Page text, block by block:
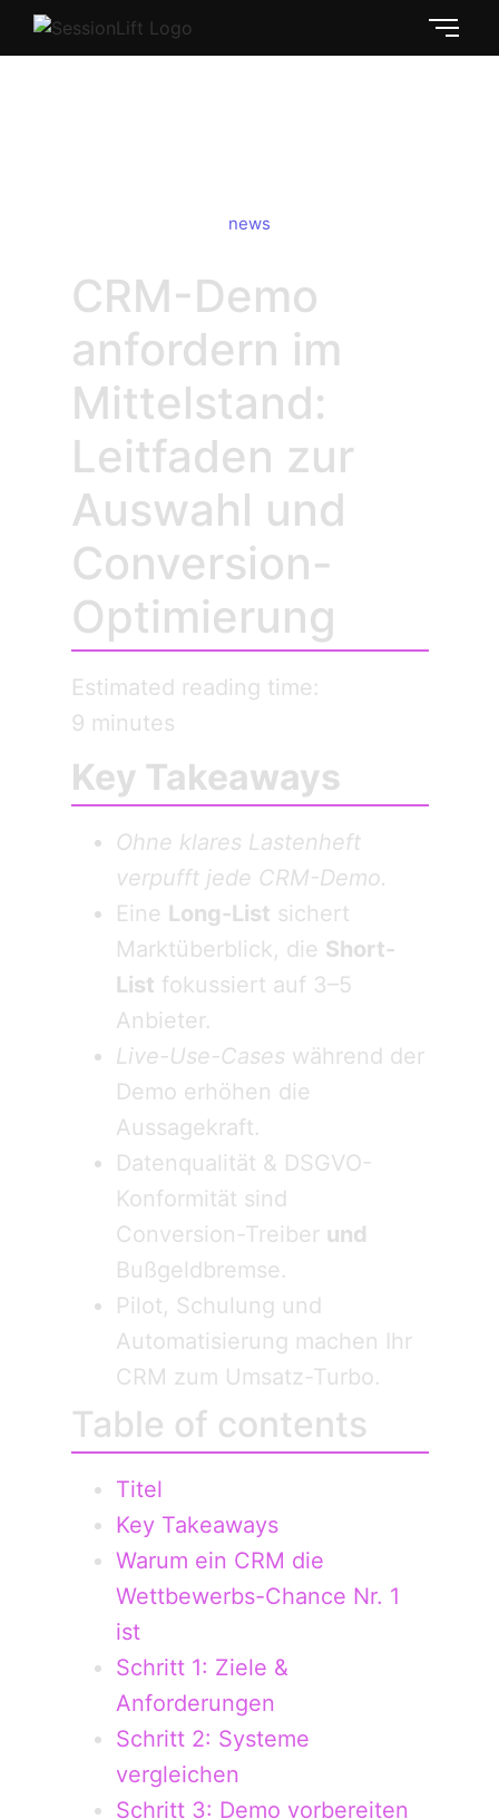
news
CRM-Demo
anfordern im
Mittelstand:
Leitfaden zur
Auswahl und
Conversion-
Optimierung
Estimated reading time:
9 minutes
Key Takeaways
Ohne klares Lastenheft
verpufft jede CRM-Demo.
Eine Long-List sichert
Marktüberblick, die Short-
List fokussiert auf 3–5
Anbieter.
Live-Use-Cases während der
Demo erhöhen die
Aussagekraft.
Datenqualität & DSGVO-
Konformität sind
Conversion-Treiber und
Bußgeldbremse.
Pilot, Schulung und
Automatisierung machen Ihr
CRM zum Umsatz-Turbo.
Table of contents
Titel
Key Takeaways
Warum ein CRM die
Wettbewerbs-Chance Nr. 1
ist
Schritt 1: Ziele &
Anforderungen
Schritt 2: Systeme
vergleichen
Schritt 3: Demo vorbereiten